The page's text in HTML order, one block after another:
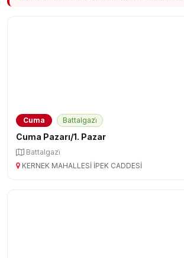
Cuma Battalgazi̇
Cuma Pazarı/1. Pazar
Battalgazi̇
KERNEK MAHALLESİ İPEK CADDESİ